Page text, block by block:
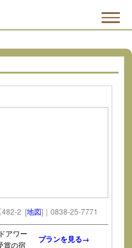
482-2 [地図]｜0838-25-7771
アワー
賞の宿
プランを見る→